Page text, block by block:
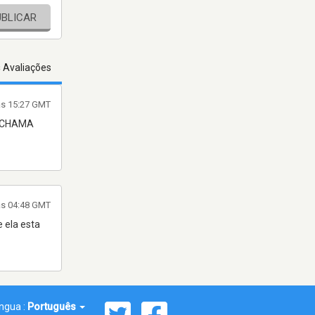
Avaliações
15:27 GMT
ela esta
04:48 GMT
: Português